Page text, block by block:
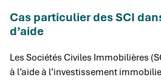
Cas particulier des SCI
d’aide
Les Sociétés Civiles Immobilières
à l’aide à l’investissement